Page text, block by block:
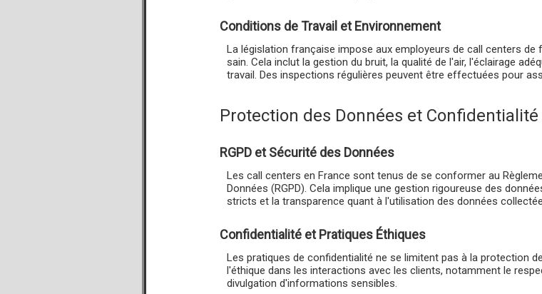
Conditions de Travail et Environnement
La législation française impose aux employeurs de call centers de
sain. Cela inclut la gestion du bruit, la qualité de l'air, l'éclairage
travail. Des inspections régulières peuvent être effectuées pour
Protection des Données et Confidentialité
RGPD et Sécurité des Données
Les call centers en France sont tenus de se conformer au
Données (RGPD). Cela implique une gestion rigoureuse des
stricts et la transparence quant à l'utilisation des données
Confidentialité et Pratiques Éthiques
Les pratiques de confidentialité ne se limitent pas à la protection
l'éthique dans les interactions avec les clients, notamment le
divulgation d'informations sensibles.